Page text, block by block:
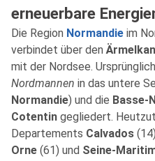
erneuerbare
Die Region Normandie im
verbindet über den
mit der Nordsee.
Nordmannen in das untere
Normandie) und die Basse-
Cotentin gegliedert.
Departements Calvados
Orne (61) und Seine-